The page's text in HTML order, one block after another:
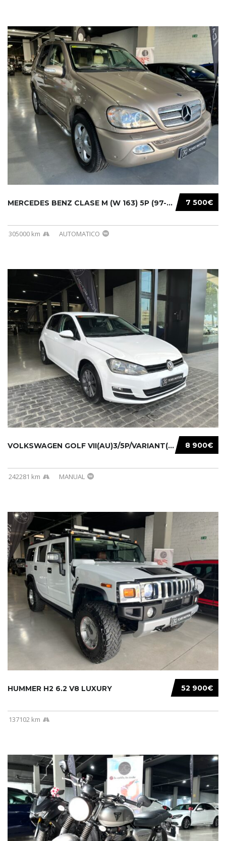
7 500€
MERCEDES BENZ CLASE M (W 163) 5P (97-05) 200...
305000 km AUTOMATICO
8 900€
VOLKSWAGEN GOLF VII(AU)3/5P/VARIANT(12-16 20...
242281 km MANUAL
52 900€
HUMMER H2 6.2 V8 LUXURY
137102 km